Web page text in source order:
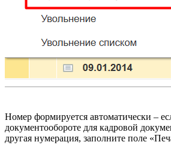
Номер формируется автоматически –
документообороте для кадрoвой
другая нумерация, заполните поле